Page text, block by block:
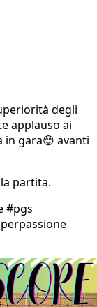
degli
applauso ai
in gara😊 avanti
partita.
#pgs